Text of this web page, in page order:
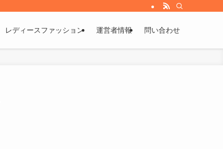
レディースファッション 運営者情報 問い合わせ